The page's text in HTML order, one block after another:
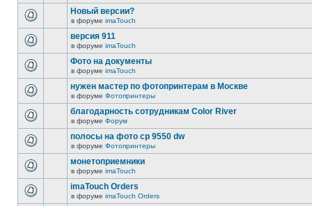
Новый версии?
в форуме imaTouch
версия 911
в форуме imaTouch
Фото на документы
в форуме imaTouch
нужен мастер по фотопринтерам в Москве
в форуме Фотопринтеры
благодарность сотрудникам Color River
в форуме Форум
полосы на фото cp 9550 dw
в форуме Фотопринтеры
монетоприемники
в форуме imaTouch
imaTouch Orders
в форуме imaTouch Orders